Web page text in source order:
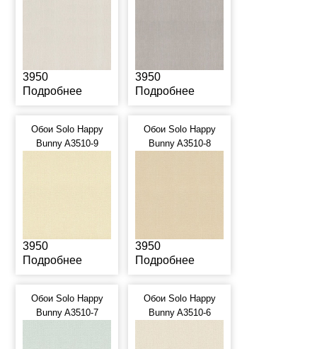
3950
Подробнее
3950
Подробнее
Обои Solo Happy
Bunny A3510-9
3950
Подробнее
Обои Solo Happy
Bunny A3510-8
3950
Подробнее
Обои Solo Happy
Bunny A3510-7
Обои Solo Happy
Bunny A3510-6